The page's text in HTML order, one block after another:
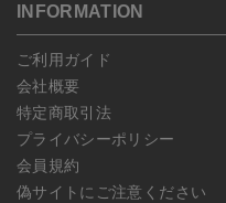
予約商品など一部キャンセル
じめご了承ください。
こちらよりご依頼ください。
INFORMATION
ご利用ガイド
会社概要
特定商取引法
プライバシーポリシー
会員規約
偽サイトにご注意ください